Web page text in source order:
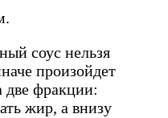
соус нельзя
произойдет
две фракции:
жир, а внизу